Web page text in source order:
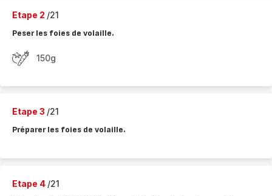
Etape 2 /21
Peser les foies de volaille.
150g
Etape 3 /21
Préparer les foies de volaille.
Etape 4 /21